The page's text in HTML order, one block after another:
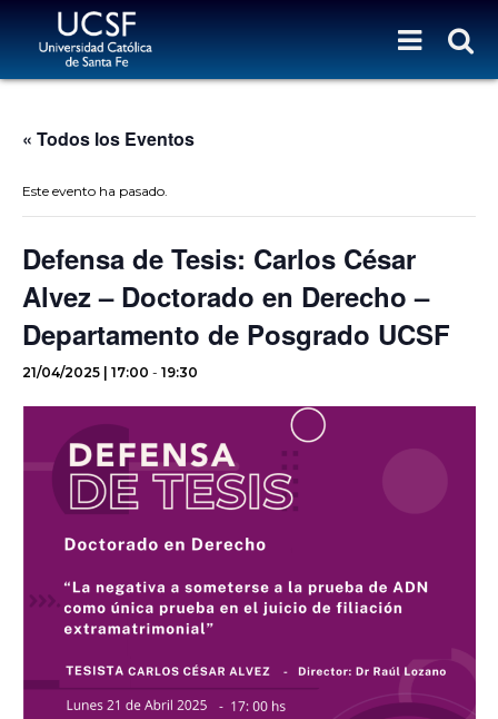
« Todos los Eventos
Este evento ha pasado.
Defensa de Tesis: Carlos César
Alvez – Doctorado en Derecho –
Departamento de Posgrado UCSF
21/04/2025 | 17:00 - 19:30